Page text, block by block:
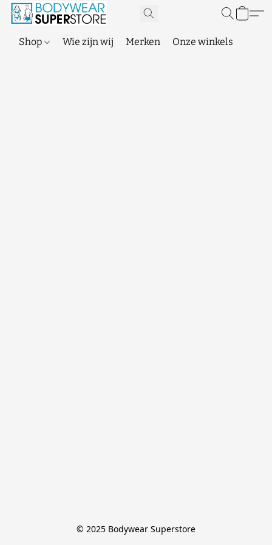
Shop Wie zijn wij Merken Onze winkels
© 2025 Bodywear Superstore